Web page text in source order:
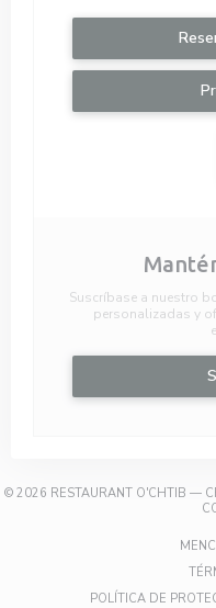
Suscríbase a nuestro
personalizadas y
© 2026 RESTAURANT O'CHTIB —
POLÍTICA DE